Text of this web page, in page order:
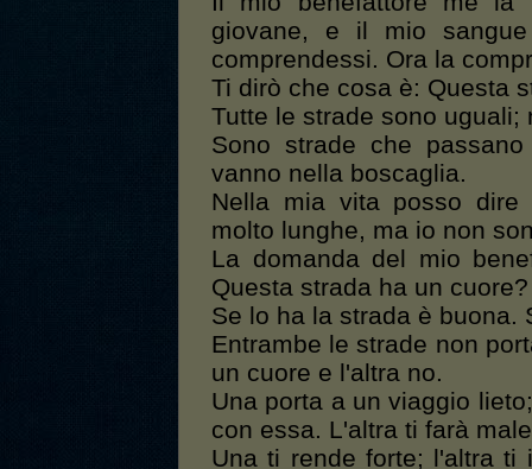
giovane, e il mio
comprendessi. Ora la
Ti dirò che cosa è: Questa
Tutte le strade sono
Sono strade che
vanno nella boscaglia.
Nella mia vita posso dire
molto lunghe, ma io non
La domanda del mio
Questa strada ha un cuore?
Se lo ha la strada è buona.
Entrambe le strade non
un cuore e l'altra no.
Una porta a un viaggio
con essa. L'altra ti farà
Una ti rende forte; l'altra ti